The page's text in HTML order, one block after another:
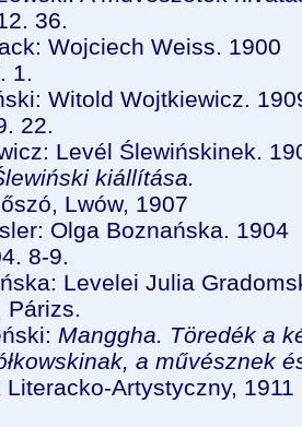
36.
Wojciech Weiss. 1900
1.
Witold Wojtkiewicz.
22.
Levél Ślewińskinek.
kiállítása.
Lwów, 1907
Olga Boznańska. 1904
8-9.
Levelei Julia
Párizs.
Manggha. Töredék a
a művésznek
Artystyczny, 1911